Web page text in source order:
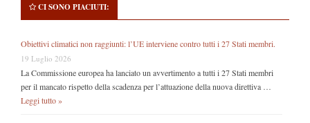
CI SONO PIACIUTI:
Obiettivi climatici non raggiunti: l’UE interviene contro tutti i 27 Stati membri.
19 Luglio 2026
La Commissione europea ha lanciato un avvertimento a tutti i 27 Stati membri
per il mancato rispetto della scadenza per l’attuazione della nuova direttiva …
Leggi tutto »